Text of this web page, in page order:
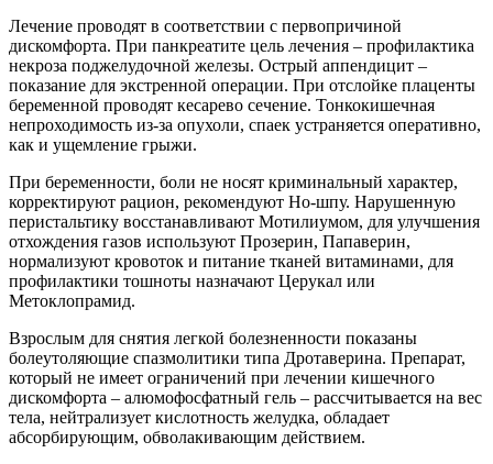
Лечение проводят в соответствии с первопричиной
дискомфорта. При панкреатите цель лечения – профилактика
некроза поджелудочной железы. Острый аппендицит –
показание для экстренной операции. При отслойке плаценты
беременной проводят кесарево сечение. Тонкокишечная
непроходимость из-за опухоли, спаек устраняется оперативно,
как и ущемление грыжи.
При беременности, боли не носят криминальный характер,
корректируют рацион, рекомендуют Но-шпу. Нарушенную
перистальтику восстанавливают Мотилиумом, для улучшения
отхождения газов используют Прозерин, Папаверин,
нормализуют кровоток и питание тканей витаминами, для
профилактики тошноты назначают Церукал или
Метоклопрамид.
Взрослым для снятия легкой болезненности показаны
болеутоляющие спазмолитики типа Дротаверина. Препарат,
который не имеет ограничений при лечении кишечного
дискомфорта – алюмофосфатный гель – рассчитывается на вес
тела, нейтрализует кислотность желудка, обладает
абсорбирующим, обволакивающим действием.